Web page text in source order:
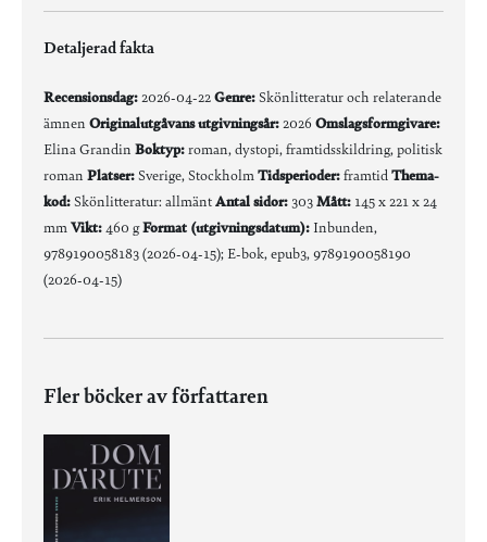
Detaljerad fakta
Recensionsdag: 2026-04-22 Genre: Skönlitteratur och relaterande
ämnen Originalutgåvans utgivningsår: 2026 Omslagsformgivare:
Elina Grandin Boktyp: roman, dystopi, framtidsskildring, politisk
roman Platser: Sverige, Stockholm Tidsperioder: framtid Thema-
kod: Skönlitteratur: allmänt Antal sidor: 303 Mått: 145 x 221 x 24
mm Vikt: 460 gFormat (utgivningsdatum): Inbunden,
9789190058183 (2026-04-15); E-bok, epub3, 9789190058190
(2026-04-15)
Fler böcker av författaren